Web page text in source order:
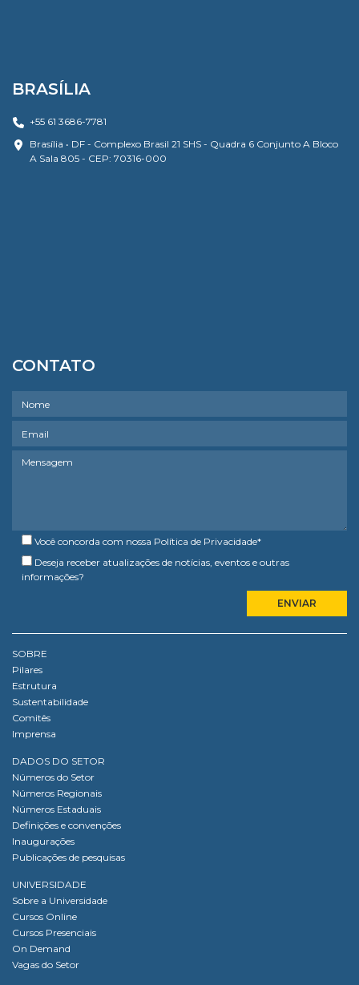
BRASÍLIA
+55 61 3686-7781
Brasília • DF - Complexo Brasil 21 SHS - Quadra 6 Conjunto A Bloco
A Sala 805 - CEP: 70316-000
CONTATO
Você concorda com nossa Política de Privacidade*
Deseja receber atualizações de notícias, eventos e outras
informações?
SOBRE
Pilares
Estrutura
Sustentabilidade
Comitês
Imprensa
DADOS DO SETOR
Números do Setor
Números Regionais
Números Estaduais
Definições e convenções
Inaugurações
Publicações de pesquisas
UNIVERSIDADE
Sobre a Universidade
Cursos Online
Cursos Presenciais
On Demand
Vagas do Setor